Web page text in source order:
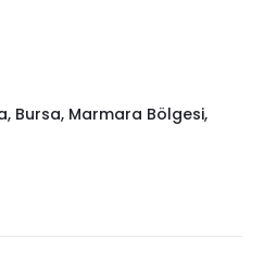
Bursa, Marmara Bölgesi,